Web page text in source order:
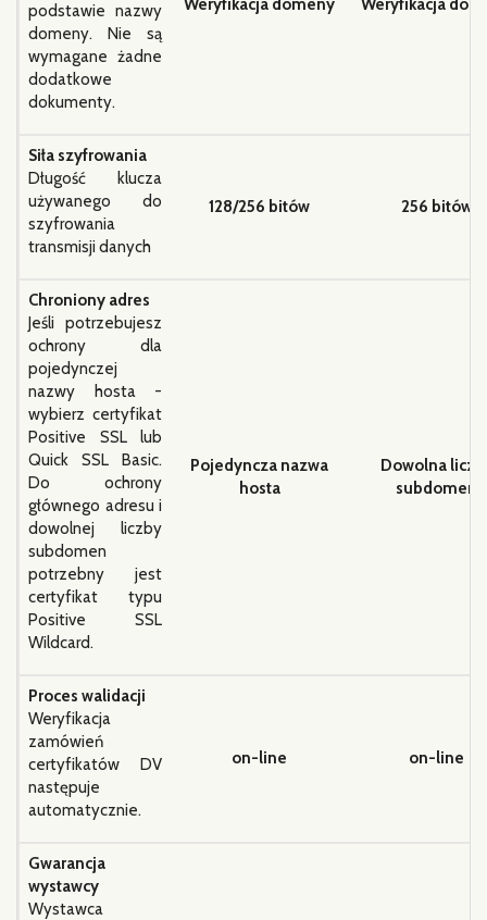
podstawie nazwy
domeny. Nie są
wymagane żadne
dodatkowe
dokumenty.
Weryfikacja domeny Weryfikacja
Siła szyfrowania
Długość klucza
używanego do
szyfrowania
transmisji danych
128/256 bitów 256 bitów
Chroniony adres
Jeśli potrzebujesz
ochrony dla
pojedynczej
nazwy hosta -
wybierz certyfikat
Positive SSL lub
Quick SSL Basic.
Do ochrony
głównego adresu i
dowolnej liczby
subdomen
potrzebny jest
certyfikat typu
Positive SSL
Wildcard.
Pojedyncza nazwa
hosta
Dowolna
subdomen
Proces walidacji
Weryfikacja
zamówień
certyfikatów DV
następuje
automatycznie.
on-line on-line
Gwarancja
wystawcy
Wystawca